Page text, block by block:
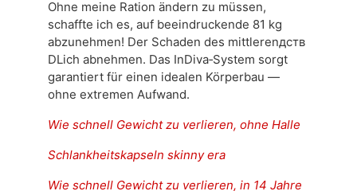
Ohne meine Ration ändern zu müssen,
schaffte ich es, auf beeindruckende 81 kg
abzunehmen! Der Schaden des mittlerenдств
DLich abnehmen. Das InDiva‑System sorgt
garantiert für einen idealen Körperbau —
ohne extremen Aufwand.
Wie schnell Gewicht zu verlieren, ohne Halle
Schlankheitskapseln skinny era
Wie schnell Gewicht zu verlieren, in 14 Jahre